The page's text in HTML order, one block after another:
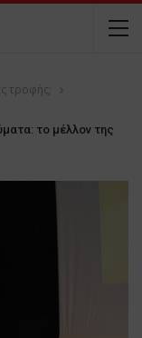
τροφής;
το μέλλον της